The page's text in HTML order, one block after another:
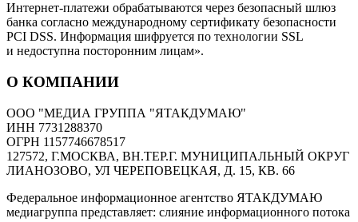
Интернет-платежи обрабатываются через безопасный шлюз
банка согласно международному сертификату безопасности
PCI DSS. Информация шифруется по технологии SSL
и недоступна посторонним лицам».
О КОМПАНИИ
ООО "МЕДИА ГРУППА "ЯТАКДУМАЮ"
ИНН 7731288370
ОГРН 1157746678517
127572, Г.МОСКВА, ВН.ТЕР.Г. МУНИЦИПАЛЬНЫЙ ОКРУГ
ЛИАНОЗОВО, УЛ ЧЕРЕПОВЕЦКАЯ, Д. 15, КВ. 66
Федеральное информационное агентство ЯТАКДУМАЮ
медиагруппа представляет: слияние информационного потока